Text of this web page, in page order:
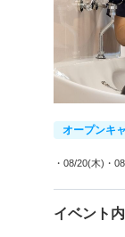
オープンキ
・08/20(木) ・
イベント